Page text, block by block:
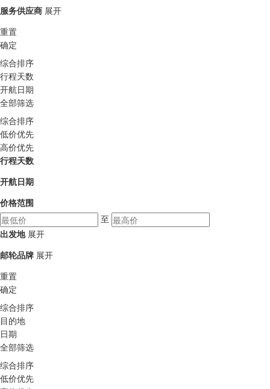
服务供应商 展开
重置
确定
综合排序
行程天数
开航日期
全部筛选
综合排序
低价优先
高价优先
行程天数
开航日期
价格范围
至
出发地 展开
邮轮品牌 展开
重置
确定
综合排序
目的地
日期
全部筛选
综合排序
低价优先